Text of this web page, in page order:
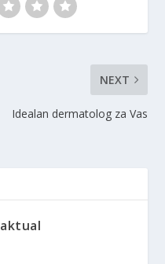
NEXT
Idealan dermatolog za Vas
aktual